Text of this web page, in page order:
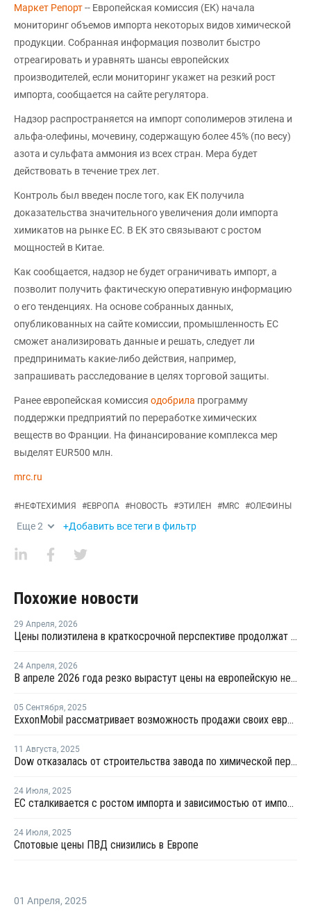
Маркет Репорт-- Европейская комиссия (ЕК) начала
мониторинг объемов импорта некоторых видов химической
продукции. Собранная информация позволит быстро
отреагировать и уравнять шансы европейских
производителей, если мониторинг укажет на резкий рост
импорта, сообщается на сайте регулятора.
Надзор распространяется на импорт сополимеров этилена и
альфа-олефины, мочевину, содержащую более 45% (по весу)
азота и сульфата аммония из всех стран. Мера будет
действовать в течение трех лет.
Контроль был введен после того, как ЕК получила
доказательства значительного увеличения доли импорта
химикатов на рынке ЕС. В ЕК это связывают с ростом
мощностей в Китае.
Как сообщается, надзор не будет ограничивать импорт, а
позволит получить фактическую оперативную информацию
о его тенденциях. На основе собранных данных,
опубликованных на сайте комиссии, промышленность ЕС
сможет анализировать данные и решать, следует ли
предпринимать какие-либо действия, например,
запрашивать расследование в целях торговой защиты.
Ранее европейская комиссия одобрила программу
поддержки предприятий по переработке химических
веществ во Франции. На финансирование комплекса мер
выделят EUR500 млн.
mrc.ru
#НЕФТЕХИМИЯ #ЕВРОПА #НОВОСТЬ #ЭТИЛЕН #MRC #ОЛЕФИНЫ
Еще2 +Добавить все теги в фильтр
Похожие новости
29 Апреля, 2026
Цены полиэтилена в краткосрочной перспективе продолжат рост
24 Апреля, 2026
В апреле 2026 года резко вырастут цены на европейскую нефтехимическую продукцию
05 Сентября, 2025
ExxonMobil рассматривает возможность продажи своих европейских химических заводов за USD1 млрд
11 Августа, 2025
Dow отказалась от строительства завода по химической переработке пластика в Германии
24 Июля, 2025
ЕС сталкивается с ростом импорта и зависимостью от импортных химикатов
24 Июля, 2025
Спотовые цены ПВД снизились в Европе
01 Апреля, 2025